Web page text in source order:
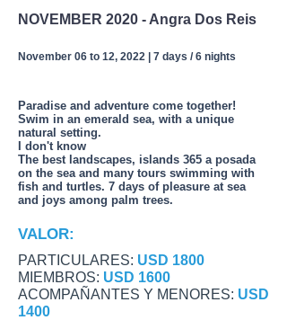
NOVEMBER 2020 - Angra Dos Reis
November 06 to 12, 2022 | 7 days / 6 nights
Paradise and adventure come together!
Swim in an emerald sea, with a unique
natural setting.
I don't know
The best landscapes, islands 365 a posada
on the sea and many tours swimming with
fish and turtles. 7 days of pleasure at sea
and joys among palm trees.
VALOR:
PARTICULARES: USD 1800
MIEMBROS: USD 1600
ACOMPAÑANTES Y MENORES: USD
1400